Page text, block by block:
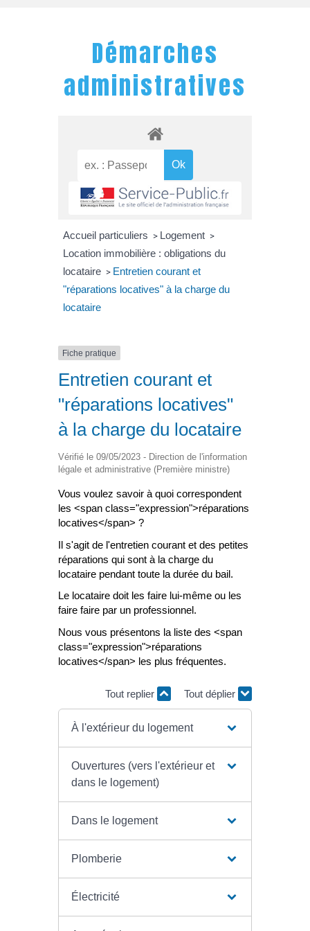
Démarches
administratives
Accueil particuliers > Logement >
Location immobilière : obligations du
locataire > Entretien courant et
"réparations locatives" à la charge du
locataire
Fiche pratique
Entretien courant et
"réparations locatives"
à la charge du locataire
Vérifié le 09/05/2023 - Direction de l'information
légale et administrative (Première ministre)
Vous voulez savoir à quoi correspondent
les <span class="expression">réparations
locatives</span> ?
Il s'agit de l'entretien courant et des petites
réparations qui sont à la charge du
locataire pendant toute la durée du bail.
Le locataire doit les faire lui-même ou les
faire faire par un professionnel.
Nous vous présentons la liste des <span
class="expression">réparations
locatives</span> les plus fréquentes.
Tout replier Tout déplier
À l'extérieur du logement
Ouvertures (vers l'extérieur et
dans le logement)
Dans le logement
Plomberie
Électricité